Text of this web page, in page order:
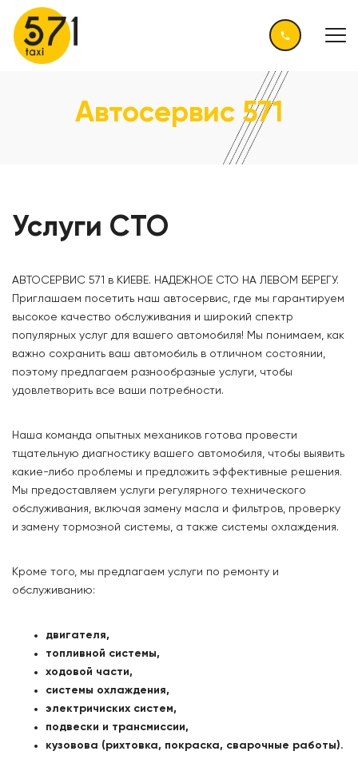
Автосервис 571
Услуги СТО
АВТОСЕРВИС 571 в КИЕВЕ. НАДЕЖНОЕ СТО НА ЛЕВОМ БЕРЕГУ.
Приглашаем посетить наш автосервис, где мы гарантируем
высокое качество обслуживания и широкий спектр
популярных услуг для вашего автомобиля! Мы понимаем, как
важно сохранить ваш автомобиль в отличном состоянии,
поэтому предлагаем разнообразные услуги, чтобы
удовлетворить все ваши потребности.
Наша команда опытных механиков готова провести
тщательную диагностику вашего автомобиля, чтобы выявить
какие-либо проблемы и предложить эффективные решения.
Мы предоставляем услуги регулярного технического
обслуживания, включая замену масла и фильтров, проверку
и замену тормозной системы, а также системы охлаждения.
Кроме того, мы предлагаем услуги по ремонту и
обслуживанию:
двигателя,
топливной системы,
ходовой части,
системы охлаждения,
электричиских систем,
подвески и трансмиссии,
кузовова (рихтовка, покраска, сварочные работы).